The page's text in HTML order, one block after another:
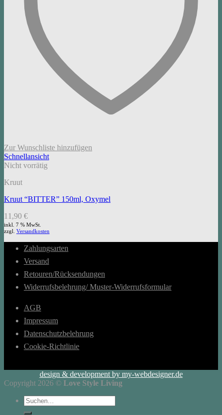
Zur Wunschliste hinzufügen
Schnellansicht
Nicht vorrätig
Kruut
Kruut “BITTER” 150ml, Oxymel
11,90 €
inkl. 7 % MwSt.
zzgl. Versandkosten
Zahlungsarten
Versand
Retouren/Rücksendungen
Widerrufsbelehrung/ Muster-Widerrufsformular
AGB
Impressum
Datenschutzbelehrung
Cookie-Richtlinie
design & development by my-webdesigner.de
Copyright 2026 © Love Style Living
Suchen
nach: